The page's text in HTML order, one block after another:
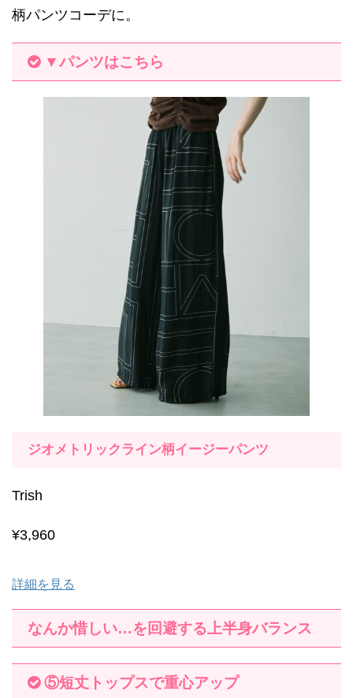
柄パンツコーデに。
▼パンツはこちら
ジオメトリックライン柄イージーパンツ
Trish
¥3,960
詳細を見る
なんか惜しい…を回避する上半身バランス
⑤短丈トップスで重心アップ